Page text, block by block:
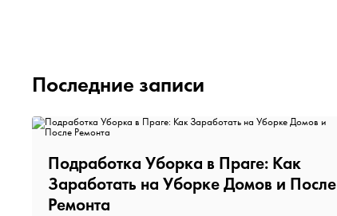
Последние записи
Подработка Уборка в Праге: Как
Заработать на Уборке Домов и После
Ремонта️